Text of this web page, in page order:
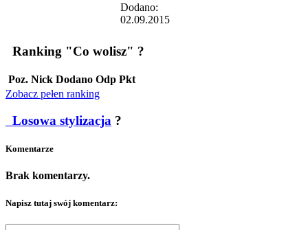
Dodano:
02.09.2015
Ranking "Co wolisz" ?
Poz. Nick Dodano Odp Pkt
Zobacz pełen ranking
Losowa stylizacja ?
Komentarze
Brak komentarzy.
Napisz tutaj swój komentarz: